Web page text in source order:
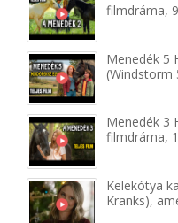
filmdráma,
Menedék 5
(Windstorm
Menedék 3
filmdráma,
Kelekótya
Kranks),